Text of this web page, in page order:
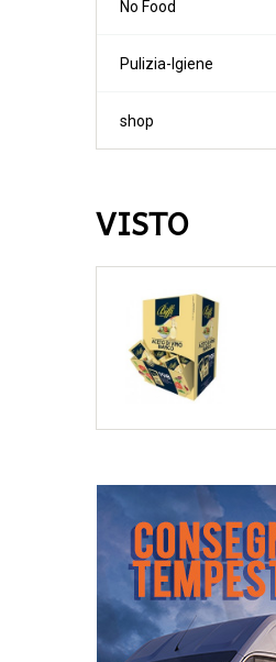
Altre farine
Pane-Piadina
No Food
Pulizia-Igiene
shop
VISTO